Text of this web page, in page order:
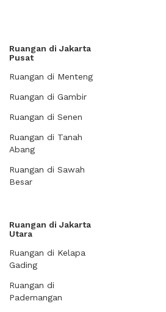
Ruangan di Jakarta
Pusat
Ruangan di Menteng
Ruangan di Gambir
Ruangan di Senen
Ruangan di Tanah
Abang
Ruangan di Sawah
Besar
Ruangan di Jakarta
Utara
Ruangan di Kelapa
Gading
Ruangan di
Pademangan